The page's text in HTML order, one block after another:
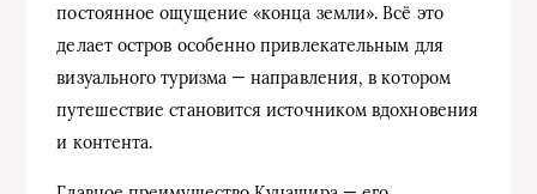
постоянное ощущение «конца земли». Всё это
делает остров особенно привлекательным для
визуального туризма — направления, в котором
путешествие становится источником вдохновения
и контента.